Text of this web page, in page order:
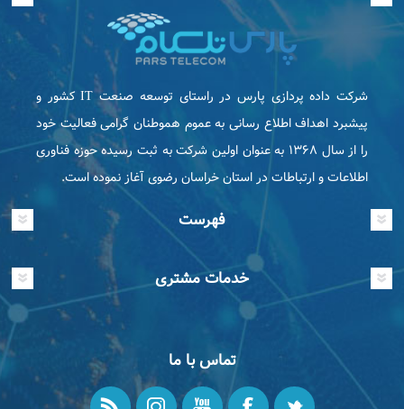
شرکت داده پردازی پارس در راستای توسعه صنعت IT كشور و
پیشبرد اهداف اطلاع رسانی به عموم هموطنان گرامی فعاليت خود
را از سال ۱۳۶۸ به عنوان اولین شرکت به ثبت رسیده حوزه فناوری
اطلاعات و ارتباطات در استان خراسان رضوی آغاز نموده است.
فهرست
خدمات مشتری
تماس با ما